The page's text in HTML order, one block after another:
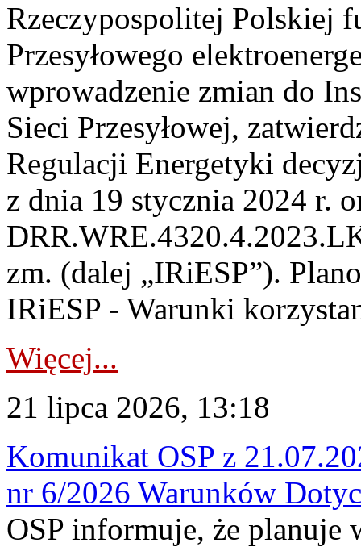
Rzeczypospolitej Polskiej
Przesyłowego
wprowadzenie zmian do
Sieci Przesyłowej,
Regulacji Energetyki
z dnia 19 stycznia 2024 r.
zm. (dalej „IRiESP”).
IRiESP - Warunki
Więcej...
21 lipca 2026, 13:18
Komunikat OSP z
nr 6/2026 Warunków
OSP informuje, że planuje